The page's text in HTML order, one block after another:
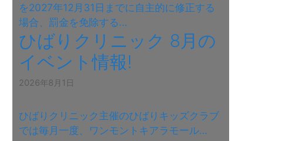
を2027年12月31日までに自主的に修正する
場合、罰金を免除する…
ひばりクリニック 8月の
イベント情報!
2026年8月1日
ひばりクリニック主催のひばりキッズクラブ
では毎月一度、ワンモントキアラモール…